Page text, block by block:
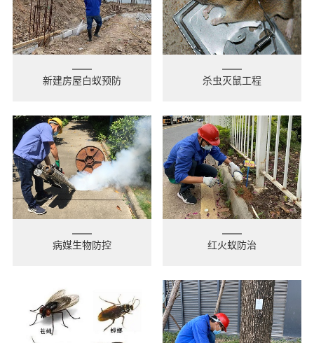
新建房屋白蚁预防 杀虫灭鼠工程
病媒生物防控 红火蚁防治